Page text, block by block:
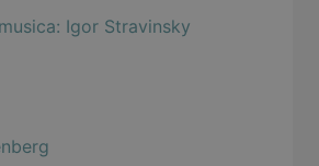
Igor Stravinsky